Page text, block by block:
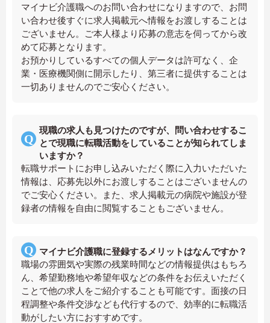
マイナビ介護職へのお問い合わせになりますので、お問
い合わせ後すぐに求人掲載元へ情報をお渡しすることは
ございません。ご本人様より応募の意志を伺ってから改
めて応募となります。
お預かりしているすべての個人データは許可なく、企
業・医療機関側に開示したり、第三者に提供することは
一切ありませんのでご安心ください。
現職の求人も見つけたのですが、問い合わせするこ
とで現職に転職活動をしていることが知られてしま
いますか？
転職サポートにお申し込みいただく際に入力いただいた
情報は、応募先以外にお渡しすることはございませんの
でご安心ください。また、求人掲載元の病院や施設が登
録者の情報を自由に閲覧することもございません。
マイナビ介護職に登録するメリットはなんですか？
職場の雰囲気や実際の残業時間などの情報提供はもちろ
ん、希望勤務地や希望年収などの条件をお伝えいただく
ことで他の求人をご紹介することも可能です。面接の日
程調整や条件交渉なども代行するので、効率的に転職活
動がしたい方におすすめです。